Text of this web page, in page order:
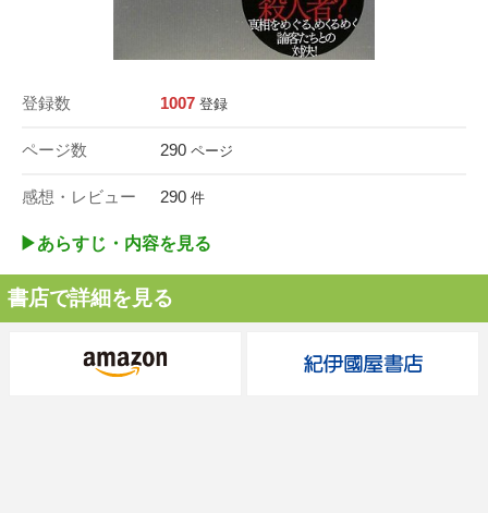
登録数 1007 登録
ページ数 290 ページ
感想・レビュー 290 件
▶︎あらすじ・内容を見る
書店で詳細を見る